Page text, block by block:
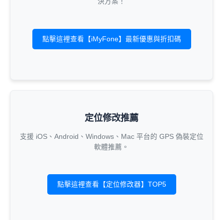
點擊這裡查看【iMyFone】最新優惠與折扣碼
定位修改推薦
支援 iOS、Android、Windows、Mac 平台的 GPS 偽裝定位
軟體推薦。
點擊這裡查看【定位修改器】TOP5